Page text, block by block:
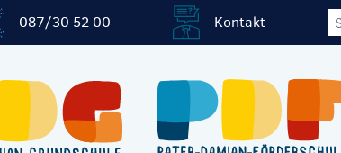
087/30 52 00 Kontakt